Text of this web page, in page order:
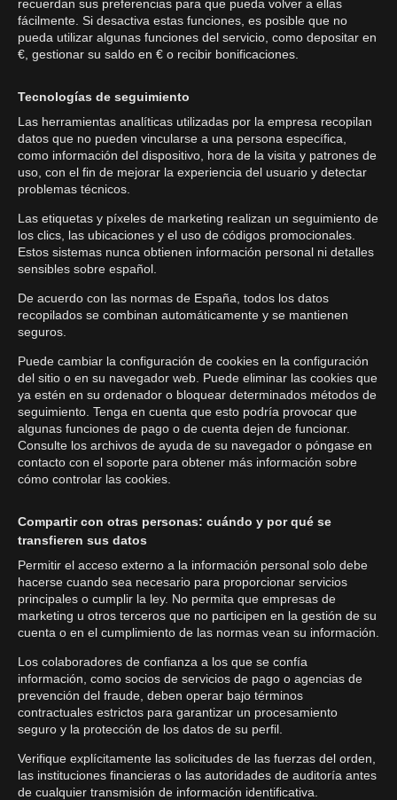
recuerdan sus preferencias para que pueda volver a ellas
fácilmente. Si desactiva estas funciones, es posible que no
pueda utilizar algunas funciones del servicio, como depositar en
€, gestionar su saldo en € o recibir bonificaciones.
Tecnologías de seguimiento
Las herramientas analíticas utilizadas por la empresa recopilan
datos que no pueden vincularse a una persona específica,
como información del dispositivo, hora de la visita y patrones de
uso, con el fin de mejorar la experiencia del usuario y detectar
problemas técnicos.
Las etiquetas y píxeles de marketing realizan un seguimiento de
los clics, las ubicaciones y el uso de códigos promocionales.
Estos sistemas nunca obtienen información personal ni detalles
sensibles sobre español.
De acuerdo con las normas de España, todos los datos
recopilados se combinan automáticamente y se mantienen
seguros.
Puede cambiar la configuración de cookies en la configuración
del sitio o en su navegador web. Puede eliminar las cookies que
ya estén en su ordenador o bloquear determinados métodos de
seguimiento. Tenga en cuenta que esto podría provocar que
algunas funciones de pago o de cuenta dejen de funcionar.
Consulte los archivos de ayuda de su navegador o póngase en
contacto con el soporte para obtener más información sobre
cómo controlar las cookies.
Compartir con otras personas: cuándo y por qué se
transfieren sus datos
Permitir el acceso externo a la información personal solo debe
hacerse cuando sea necesario para proporcionar servicios
principales o cumplir la ley. No permita que empresas de
marketing u otros terceros que no participen en la gestión de su
cuenta o en el cumplimiento de las normas vean su información.
Los colaboradores de confianza a los que se confía
información, como socios de servicios de pago o agencias de
prevención del fraude, deben operar bajo términos
contractuales estrictos para garantizar un procesamiento
seguro y la protección de los datos de su perfil.
Verifique explícitamente las solicitudes de las fuerzas del orden,
las instituciones financieras o las autoridades de auditoría antes
de cualquier transmisión de información identificativa.